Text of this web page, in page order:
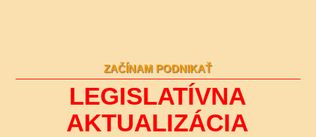
ZAČÍNAM PODNIKAŤ
LEGISLATÍVNA
AKTUALIZÁCIA